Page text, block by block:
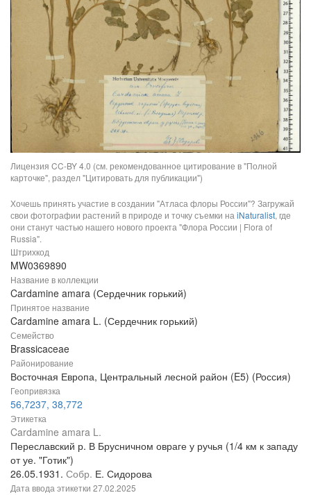
Лицензия CC-BY 4.0 (см. рекомендованное цитирование в "Полной
карточке", раздел "Цитировать для публикации")
Хочешь принять участие в создании "Атласа флоры России"? Загружай
свои фотографии растений в природе и точку съемки на iNaturalist, где
они станут частью нашего нового проекта "Флора России | Flora of
Russia".
Штрихкод
MW0369890
Название в коллекции
Cardamine amara (Сердечник горький)
Принятое название
Cardamine amara L. (Сердечник горький)
Семейство
Brassicaceae
Районирование
Восточная Европа, Центральный лесной район (E5) (Россия)
Геопривязка
56,7237, 38,772
Этикетка
Cardamine amara L.
Переславский р. В Брусничном овраге у ручья (1/4 км к западу
от уе. "Готик")
26.05.1931. Собр. Е. Сидорова
Дата ввода этикетки 27.02.2025